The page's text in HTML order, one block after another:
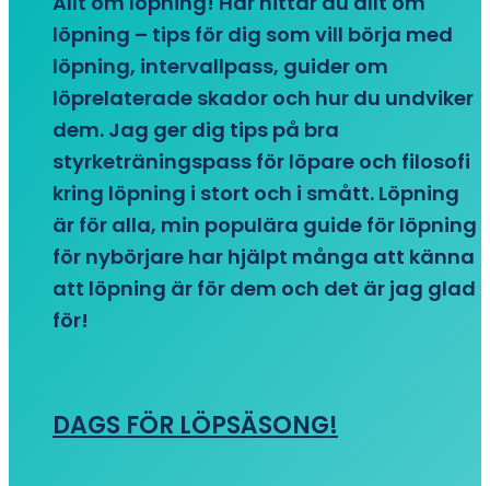
löpning – tips för dig som vill börja med
löpning, intervallpass, guider om
löprelaterade skador och hur du undviker
dem. Jag ger dig tips på bra
styrketräningspass för löpare och filosofi
kring löpning i stort och i smått. Löpning
är för alla, min populära guide för löpning
för nybörjare har hjälpt många att känna
att löpning är för dem och det är jag glad
för!
DAGS FÖR LÖPSÄSONG!